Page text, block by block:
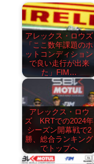
アレックス・ロウズ
「ここ数年課題のホ
ットコンディション
で良い走行が出来
た」FIM…
アレックス・ロウ
ズ KRTでの2024年
シーズン開幕戦で2
勝、総合ランキング
でトップへ